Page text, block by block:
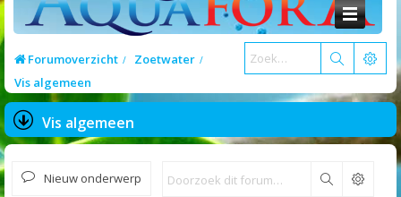
Forumoverzicht
Zoetwater
Vis algemeen
Vis algemeen
Nieuw onderwerp Zoek